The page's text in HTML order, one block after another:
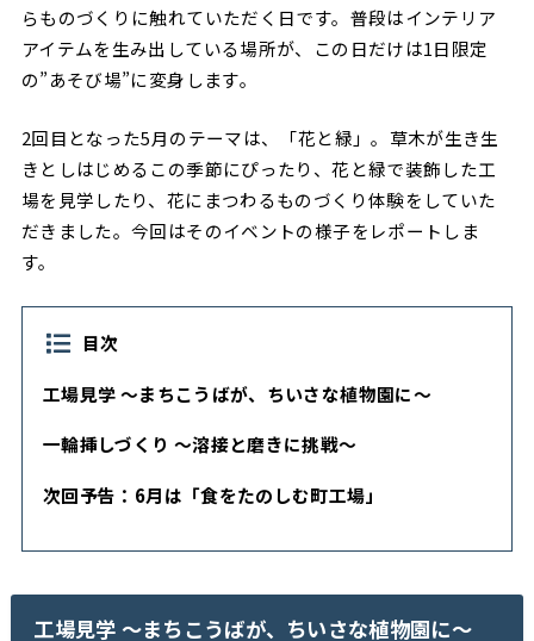
らものづくりに触れていただく日です。普段はインテリア
アイテムを生み出している場所が、この日だけは1日限定
の”あそび場”に変身します。
2回目となった5月のテーマは、「花と緑」。草木が生き生
きとしはじめるこの季節にぴったり、花と緑で装飾した工
場を見学したり、花にまつわるものづくり体験をしていた
だきました。今回はそのイベントの様子をレポートしま
す。
目次
工場見学 〜まちこうばが、ちいさな植物園に〜
一輪挿しづくり 〜溶接と磨きに挑戦〜
次回予告：6月は「食をたのしむ町工場」
工場見学 〜まちこうばが、ちいさな植物園に〜